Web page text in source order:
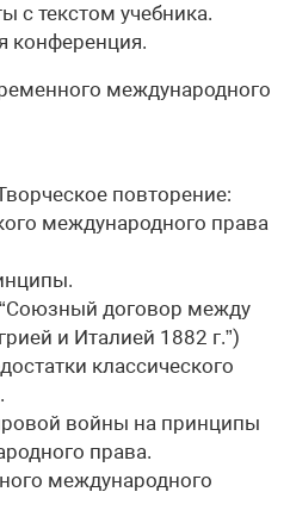
с текстом учебника.
конференция.
международного
повторение:
международного права
договор между
и Италией 1882 г.”)
классического
войны на принципы
права.
международного